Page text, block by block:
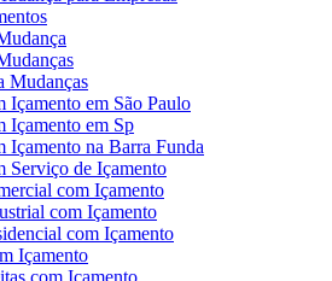
Mudanças
Içamento em São Paulo
Içamento em Sp
Içamento na Barra Funda
Serviço de Içamento
com Içamento
com Içamento
com Içamento
Içamento
com Içamento